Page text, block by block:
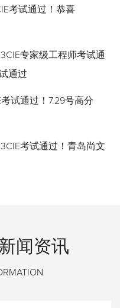
考试通过！恭喜
专家级工程师考试通
通过
试通过！7.29号高分
考试通过！青岛尚文
闻资讯